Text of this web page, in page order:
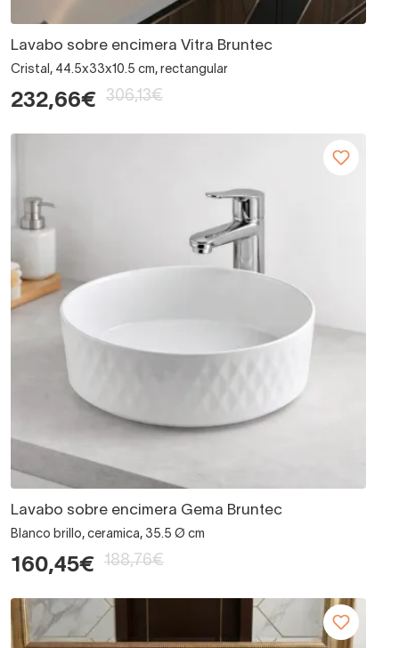
Lavabo sobre encimera Vitra Bruntec
Cristal, 44.5x33x10.5 cm, rectangular
232,66€ 306,13€
Lavabo sobre encimera Gema Bruntec
Blanco brillo, ceramica, 35.5 Ø cm
160,45€ 188,76€